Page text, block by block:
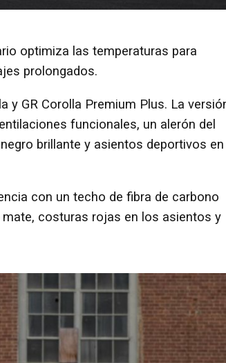
optimiza las temperaturas para
prolongados.
y GR Corolla Premium Plus. La
funcionales, un alerón del
brillante y asientos deportivos en
con un techo de fibra de carbono
costuras rojas en los asientos y